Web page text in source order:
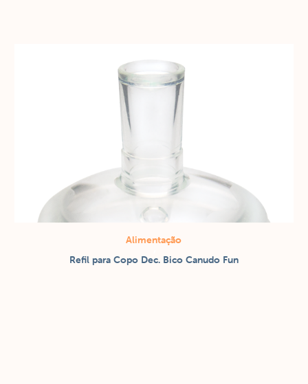
Alimentação
Copos / canecas
Refil para Copo Dec. Bico Canudo Fun